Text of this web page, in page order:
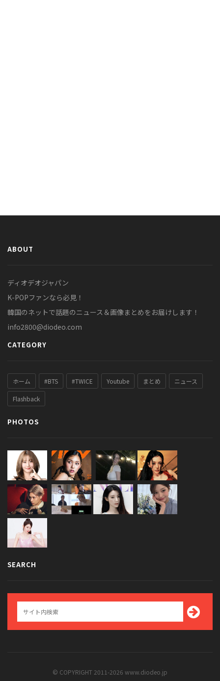
ABOUT
ディオデオジャパン
K-POPファンなら必見！
韓国のネットで話題のニュース＆画像まとめをお届けします！
info2800@diodeo.com
CATEGORY
ホーム #BTS #TWICE Youtube まとめ ニュース
Flashback
PHOTOS
SEARCH
© COPYRIGHT 2011-2026 www.diodeo.jp